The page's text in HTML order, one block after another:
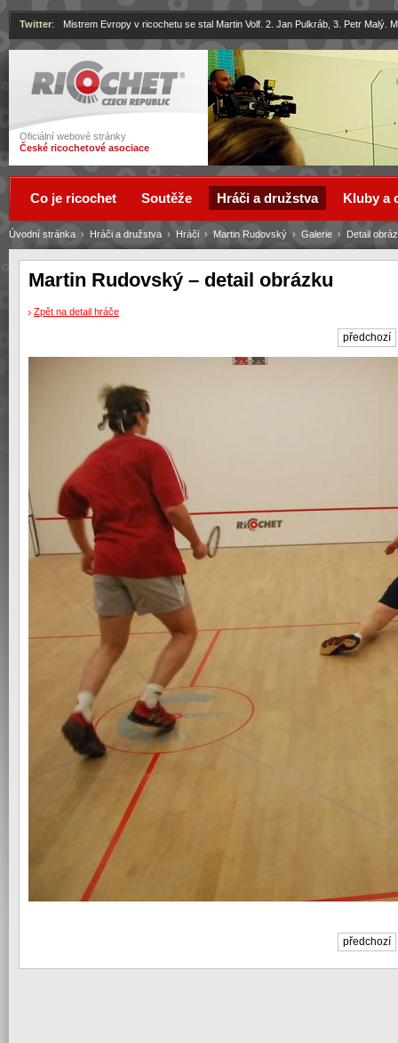
Ricochet
Oficiální webové stránky
České ricochetové asociace
Twitter: Mistrem Evropy v ricochetu se stal Martin Volf. 2. Jan Pulkráb, 3. Petr Malý.
Martin Rudovský – detail obrázku
Zpět na detail hráče
předchozí
předchozí
Úvodní stránka › Hráči a družstva › Hráči › Martin Rudovský › Galerie › Detail
Co je ricochet Soutěže Hráči a družstva Kluby a